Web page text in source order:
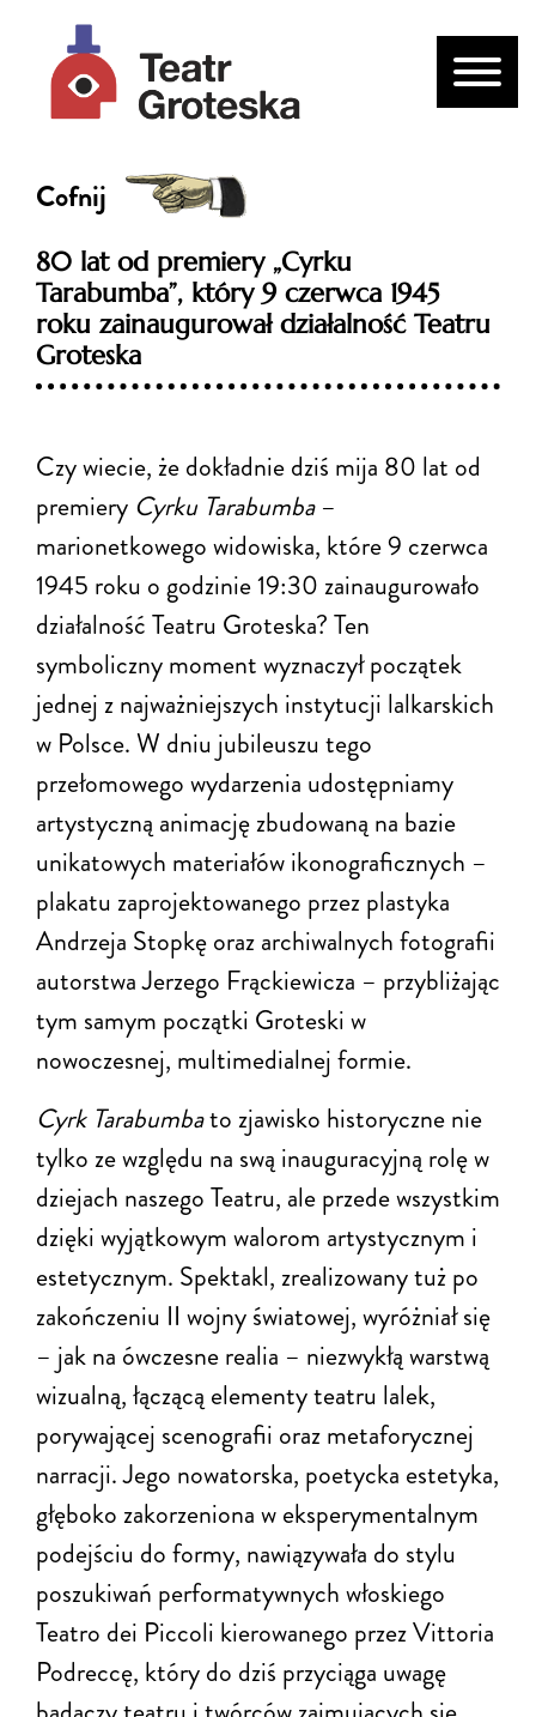
Cofnij
80 lat od premiery „Cyrku
Tarabumba”, który 9 czerwca 1945
roku zainaugurował działalność Teatru
Groteska
Czy wiecie, że dokładnie dziś mija 80 lat od
premiery Cyrku Tarabumba–
marionetkowego widowiska, które 9 czerwca
1945 roku o godzinie 19:30 zainaugurowało
działalność Teatru Groteska? Ten
symboliczny moment wyznaczył początek
jednej z najważniejszych instytucji lalkarskich
w Polsce. W dniu jubileuszu tego
przełomowego wydarzenia udostępniamy
artystyczną animację zbudowaną na bazie
unikatowych materiałów ikonograficznych –
plakatu zaprojektowanego przez plastyka
Andrzeja Stopkę oraz archiwalnych fotografii
autorstwa Jerzego Frąckiewicza – przybliżając
tym samym początki Groteski w
nowoczesnej, multimedialnej formie.
Cyrk Tarabumbato zjawisko historyczne nie
tylko ze względu na swą inauguracyjną rolę w
dziejach naszego Teatru, ale przede wszystkim
dzięki wyjątkowym walorom artystycznym i
estetycznym. Spektakl, zrealizowany tuż po
zakończeniu II wojny światowej, wyróżniał się
– jak na ówczesne realia – niezwykłą warstwą
wizualną, łączącą elementy teatru lalek,
porywającej scenografii oraz metaforycznej
narracji. Jego nowatorska, poetycka estetyka,
głęboko zakorzeniona w eksperymentalnym
podejściu do formy, nawiązywała do stylu
poszukiwań performatywnych włoskiego
Teatro dei Piccoli kierowanego przez Vittoria
Podreccę, który do dziś przyciąga uwagę